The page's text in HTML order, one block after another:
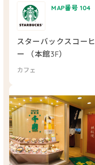
MAP番号 104
スターバックスコーヒ
ー （本館3F）
カフェ